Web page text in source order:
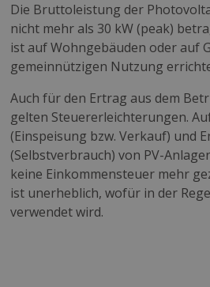
Die Bruttoleistung der
nicht mehr als 30 kW (peak)
ist auf Wohngebäuden oder auf
gemeinnützigen Nutzung
Auch für den Ertrag aus dem
gelten Steuer­erleichterungen.
(Einspeisung bzw. Verkauf) und
(Selbstverbrauch) von PV-
keine Einkommensteuer mehr
ist unerheblich, wofür in der
verwendet wird.